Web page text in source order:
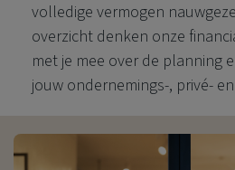
volledige vermogen
overzicht denken onze
met je mee over de planning
jouw ondernemings-, privé-